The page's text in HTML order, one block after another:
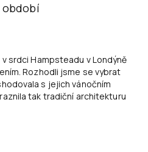
období
srdci Hampsteadu v Londýně
Rozhodli jsme se vybrat
s jejich vánočním
tak tradiční architekturu